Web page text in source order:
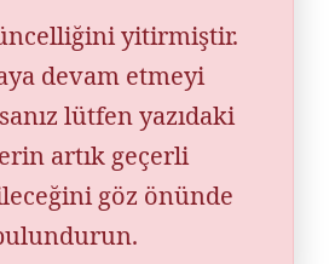
yitirmiştir.
devam etmeyi
lütfen yazıdaki
artık geçerli
göz önünde